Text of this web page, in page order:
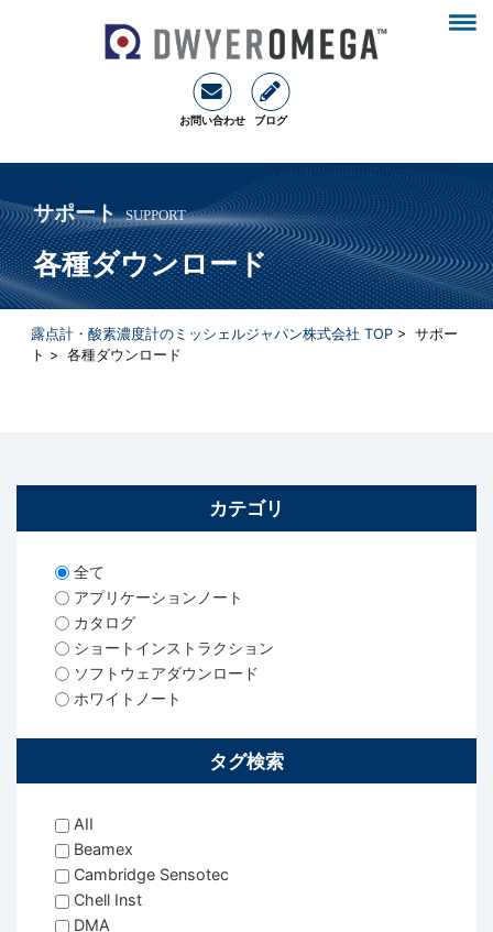
お問い合わせ ブログ
サポート SUPPORT
各種ダウンロード
露点計・酸素濃度計のミッシェルジャパン株式会社 TOP> サポー
ト > 各種ダウンロード
カテゴリ
全て
アプリケーションノート
カタログ
ショートインストラクション
ソフトウェアダウンロード
ホワイトノート
タグ検索
AII
Beamex
Cambridge Sensotec
Chell Inst
DMA